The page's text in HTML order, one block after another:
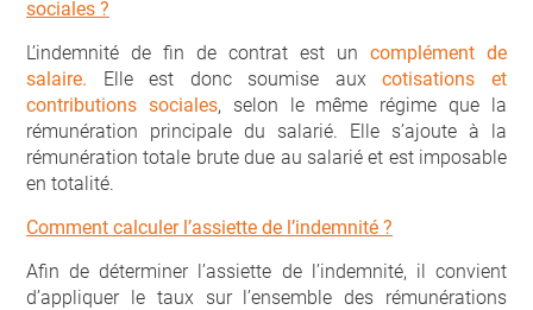
sociales ?
L’indemnité de fin de contrat est un complément de
salaire. Elle est donc soumise auxcotisations et
contributions sociales, selon le même régime que la
rémunération principale du salarié. Elle s’ajoute à la
rémunération totale brute due au salarié et est imposable
en totalité.
Comment calculer l’assiette de l’indemnité ?
Afin de déterminer l’assiette de l’indemnité, il convient
d’appliquer le taux sur l’ensemble des rémunérations